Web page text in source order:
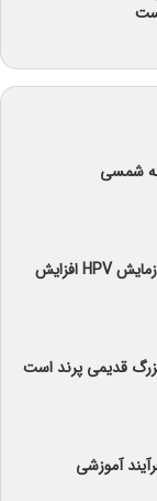
شمسی
چرا میزان تست پاپ اسمیر و آزمایش HPV افزایش
بزرگ قدیمی پرند است
آموزشی